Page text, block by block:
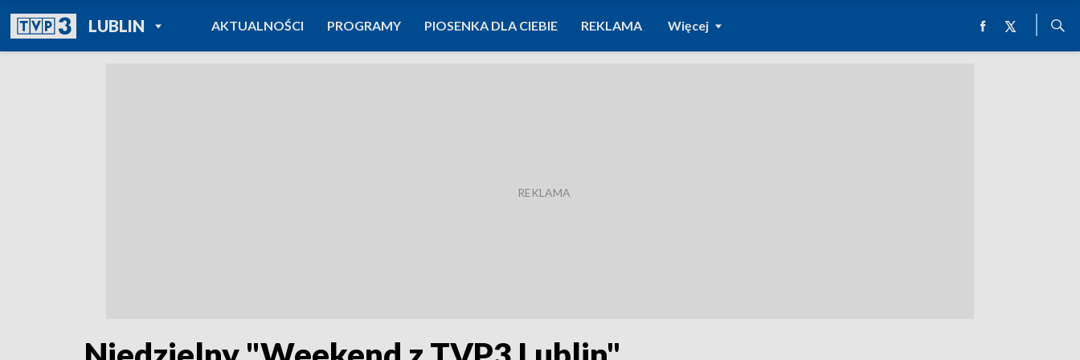
LUBLINPOWRÓT DO
TVP REGIONY
AKTUALNOŚCI PROGRAMY PIOSENKA DLA CIEBIE REKLAMA Więcej